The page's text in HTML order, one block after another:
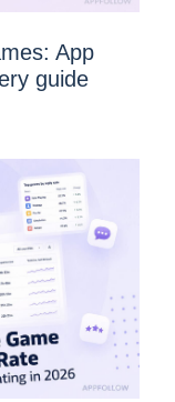
App
guide